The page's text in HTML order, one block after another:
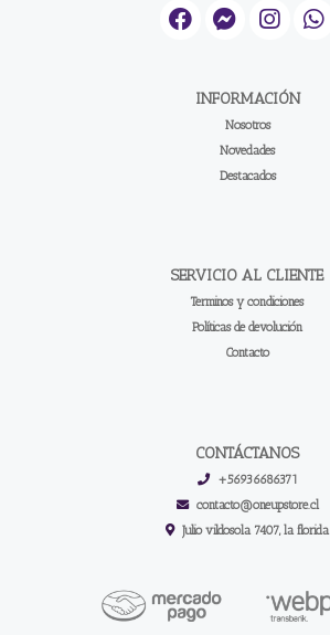
INFORMACIÓN
Nosotros
Novedades
Destacados
SERVICIO AL CLIENTE
Terminos y condiciones
Políticas de devolución
Contacto
CONTÁCTANOS
+56936686371
contacto@oneupstore.cl
Julio vildosola 7407, la florida